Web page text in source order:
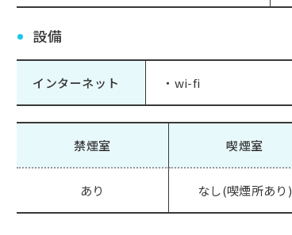
設備
インターネット ・wi-fi
禁煙室
あり
喫煙室
なし(喫煙所あり)